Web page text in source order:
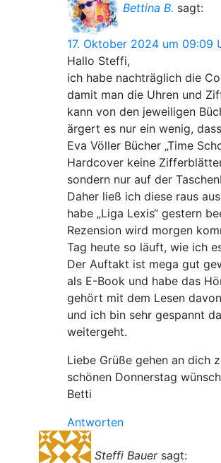
Bettina B. sagt:
17. Oktober 2024 um 09:09
Hallo Steffi,
ich habe nachträglich die
damit man die Uhren und
kann von den jeweiligen
ärgert es nur ein wenig,
Eva Völler Bücher „Time
Hardcover keine
sondern nur auf der
Daher ließ ich diese raus
habe „Liga Lexis“ gestern
Rezension wird morgen
Tag heute so läuft, wie ich
Der Auftakt ist mega gut
als E-Book und habe das
gehört mit dem Lesen
und ich bin sehr gespannt
weitergeht.
Liebe Grüße gehen an dich
schönen Donnerstag
Betti
Antworten
Steffi Bauer sagt: